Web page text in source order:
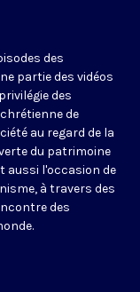
des
partie des vidéos
des
de
au regard de la
du patrimoine
aussi l'occasion de
à travers des
des